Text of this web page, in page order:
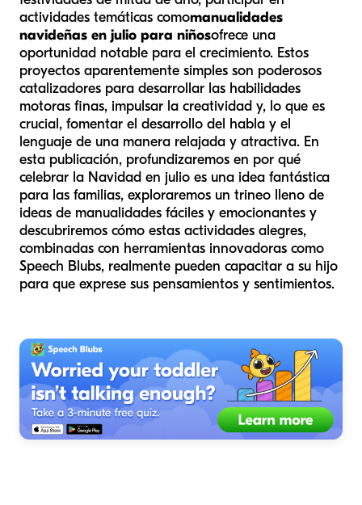
actividades temáticas comomanualidades
navideñas en julio para niñosofrece una
oportunidad notable para el crecimiento. Estos
proyectos aparentemente simples son poderosos
catalizadores para desarrollar las habilidades
motoras finas, impulsar la creatividad y, lo que es
crucial, fomentar el desarrollo del habla y el
lenguaje de una manera relajada y atractiva. En
esta publicación, profundizaremos en por qué
celebrar la Navidad en julio es una idea fantástica
para las familias, exploraremos un trineo lleno de
ideas de manualidades fáciles y emocionantes y
descubriremos cómo estas actividades alegres,
combinadas con herramientas innovadoras como
Speech Blubs, realmente pueden capacitar a su hijo
para que exprese sus pensamientos y sentimientos.